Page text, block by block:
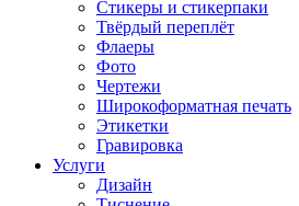
Стикеры и стикерпаки
Твёрдый переплёт
Флаеры
Фото
Чертежи
Широкоформатная печать
Этикетки
Гравировка
Услуги
Дизайн